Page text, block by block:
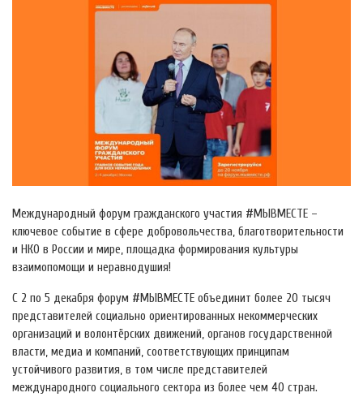
Международный форум гражданского участия #МЫВМЕСТЕ –
ключевое событие в сфере добровольчества, благотворительности
и НКО в России и мире, площадка формирования культуры
взаимопомощи и неравнодушия!
С 2 по 5 декабря форум #МЫВМЕСТЕ объединит более 20 тысяч
представителей социально ориентированных некоммерческих
организаций и волонтёрских движений, органов государственной
власти, медиа и компаний, соответствующих принципам
устойчивого развития, в том числе представителей
международного социального сектора из более чем 40 стран.